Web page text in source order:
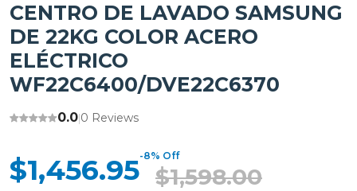
CENTRO DE LAVADO SAMSUNG
DE 22KG COLOR ACERO
ELÉCTRICO
WF22C6400/DVE22C6370
0.0|0 Reviews
$1,456.95-8% Off
$1,598.00